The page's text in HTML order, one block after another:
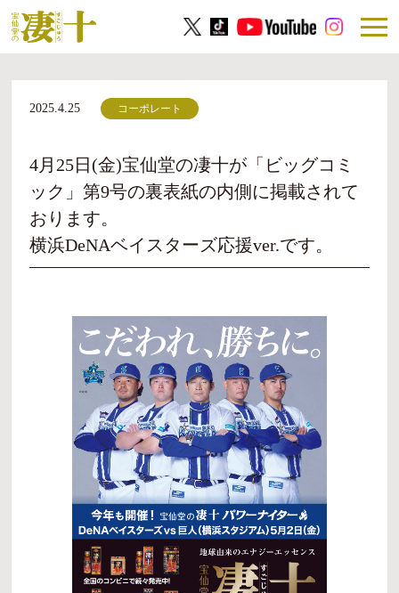
2025.4.25 コーポレート
4月25日(金)宝仙堂の凄十が「ビッグコミ
ック」第9号の裏表紙の内側に掲載されて
おります。
横浜DeNAベイスターズ応援ver.です。